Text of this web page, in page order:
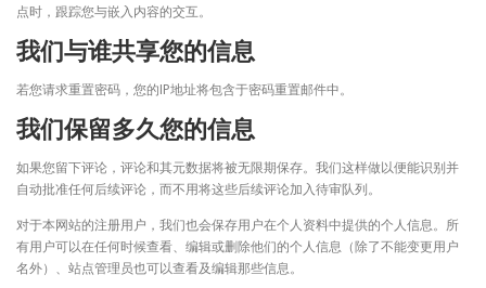
点时，跟踪您与嵌入内容的交互。
我们与谁共享您的信息
若您请求重置密码，您的IP地址将包含于密码重置邮件中。
我们保留多久您的信息
如果您留下评论，评论和其元数据将被无限期保存。我们这样做以便能识别并
自动批准任何后续评论，而不用将这些后续评论加入待审队列。
对于本网站的注册用户，我们也会保存用户在个人资料中提供的个人信息。所
有用户可以在任何时候查看、编辑或删除他们的个人信息（除了不能变更用户
名外）、站点管理员也可以查看及编辑那些信息。